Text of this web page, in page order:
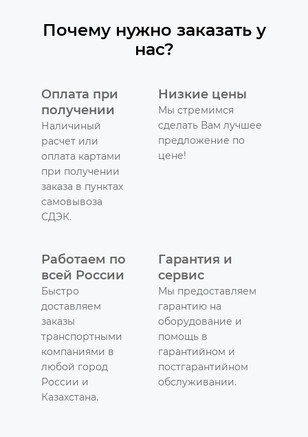
Почему нужно заказать у
нас?
Оплата при
получении
Наличиный
расчет или
оплата картами
при получении
заказа в пунктах
самовывоза
СДЭК.
Низкие цены
Мы стремимся
сделать Вам лучшее
предложение по
цене!
Работаем по
всей России
Быстро
доставляем
заказы
транспортными
компаниями в
любой город
России и
Казахстана.
Гарантия и
сервис
Мы предоставляем
гарантию на
оборудование и
помощь в
гарантийном и
постгарантийном
обслуживании.